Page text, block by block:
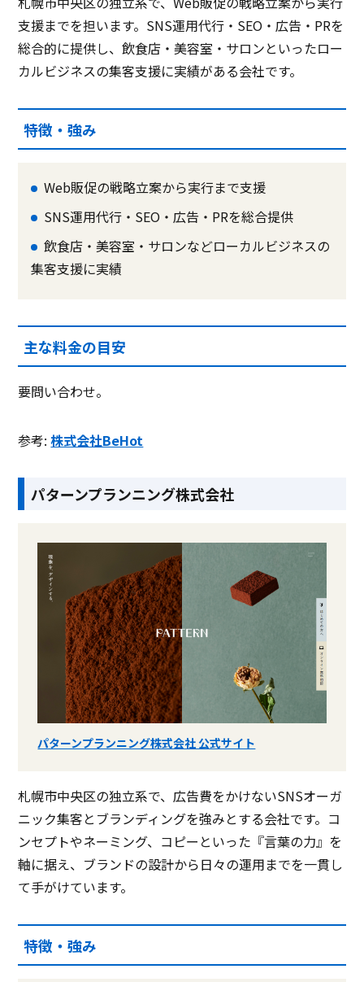
支援までを担います。SNS運用代行・SEO・広告・PRを
総合的に提供し、飲食店・美容室・サロンといったロー
カルビジネスの集客支援に実績がある会社です。
特徴・強み
Web販促の戦略立案から実行まで支援
SNS運用代行・SEO・広告・PRを総合提供
飲食店・美容室・サロンなどローカルビジネスの
集客支援に実績
主な料金の目安
要問い合わせ。
参考:株式会社BeHot
パターンプランニング株式会社
パターンプランニング株式会社 公式サイト
札幌市中央区の独立系で、広告費をかけないSNSオーガ
ニック集客とブランディングを強みとする会社です。コ
ンセプトやネーミング、コピーといった『言葉の力』を
軸に据え、ブランドの設計から日々の運用までを一貫し
て手がけています。
特徴・強み